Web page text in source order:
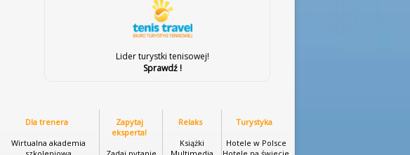
Lider turystki tenisowej!
Sprawdź !
Dla trenera
Wirtualna akademia
Zapytaj
eksperta!
Relaks
Książki
Turystyka
Hotele w Polsce